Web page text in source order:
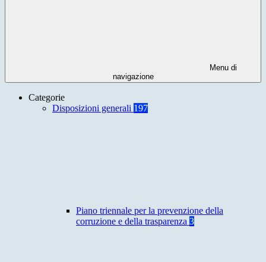
Menu di
navigazione
Categorie
Disposizioni generali 197
Piano triennale per la prevenzione della
corruzione e della trasparenza 3